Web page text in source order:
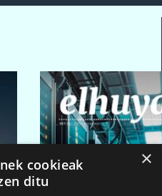
×
cookieak
ditu